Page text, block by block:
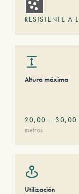
RESISTENTE A
Altura máxima
20,00 – 30,00
metros
Utilización